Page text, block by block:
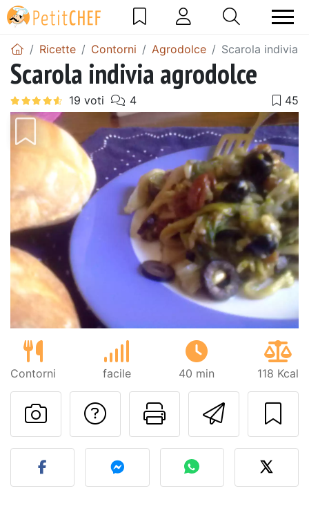
Ricette Contorni Agrodolce Scarola indivia
Scarola indivia agrodolce
Contorni facile 40 min 118 Kcal
Invia
Stampa la
Contatta l'autore
Pubblica la foto di